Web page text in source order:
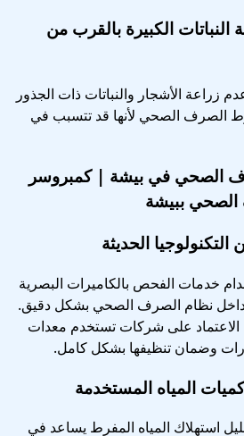
الكبيرة بالقرب من
زراعة الأشجار والنباتات ذات الجذور
الصرف الصحي لأنها قد تتسبب في
الصحي في بيشة | كمبروسر
ببيشة
التكنولوجيا الحديثة
خدمات الفحص بالكاميرات البصرية
داخل نظام الصرف الصحي بشكل دقيق.
الاعتماد على شركات تستخدم معدات
وضمان تنظيفها بشكل كامل.
المياه المستخدمة
استهلاك المياه المفرط يساعد في